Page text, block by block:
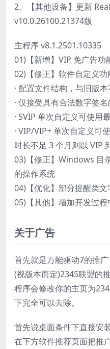
2、【其他设备】更新
v10.0.26100.21374版
主程序 v8.1.2501.10335
01)【新增】VIP 免广告功
02)【修正】软件自定义功
· 配置文件结构，与旧版
· 仅接受具有合法数字签
· SVIP 单次自定义可使用
· VIP/VIP+ 单次自定义可
时长不足 3 个月则以 VIP
03)【修正】Windows 目
的操作系统
04)【优化】部分提醒类文
05)【其他】增加开发过
关于广告
首先就是万能驱动7的推
(视版本而定)2345联盟的
程序会修改你的主页为
下完全可以去除。
首先说桌面条件下直接安
在下方软件推荐页面把推